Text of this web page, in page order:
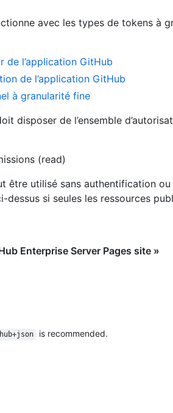
avec les types de tokens à
de l’application GitHub
de l’application GitHub
à granularité fine
disposer de l’ensemble
(read)
être utilisé sans authentification ou
dessus si seules les ressources
Enterprise Server Pages site »
is recommended.